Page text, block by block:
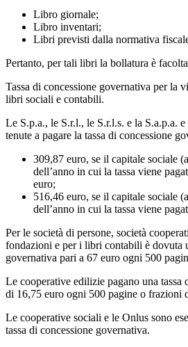
Libro giornale;
Libro inventari;
Libri previsti dalla normativa
Pertanto, per tali libri la bollatura è
Tassa di concessione governativa per la
libri sociali e contabili.
Le S.p.a., le S.r.l., le S.r.l.s. e la S.a.p.a.
tenute a pagare la tassa di concessione
309,87 euro, se il capitale sociale
dell’anno in cui la tassa viene
euro;
516,46 euro, se il capitale sociale
dell’anno in cui la tassa viene
Per le società di persone, società
fondazioni e per i libri contabili è dovuta
governativa pari a 67 euro ogni 500
Le cooperative edilizie pagano una tassa
di 16,75 euro ogni 500 pagine o frazioni
Le cooperative sociali e le Onlus sono
tassa di concessione governativa.